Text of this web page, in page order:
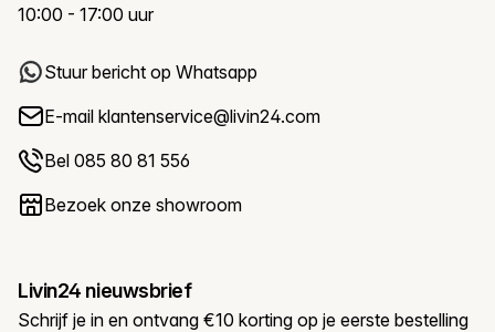
10:00 - 17:00 uur
Stuur bericht op Whatsapp
E-mail klantenservice@livin24.com
Bel 085 80 81 556
Bezoek onze showroom
Livin24 nieuwsbrief
Schrijf je in en ontvang €10 korting op je eerste bestelling